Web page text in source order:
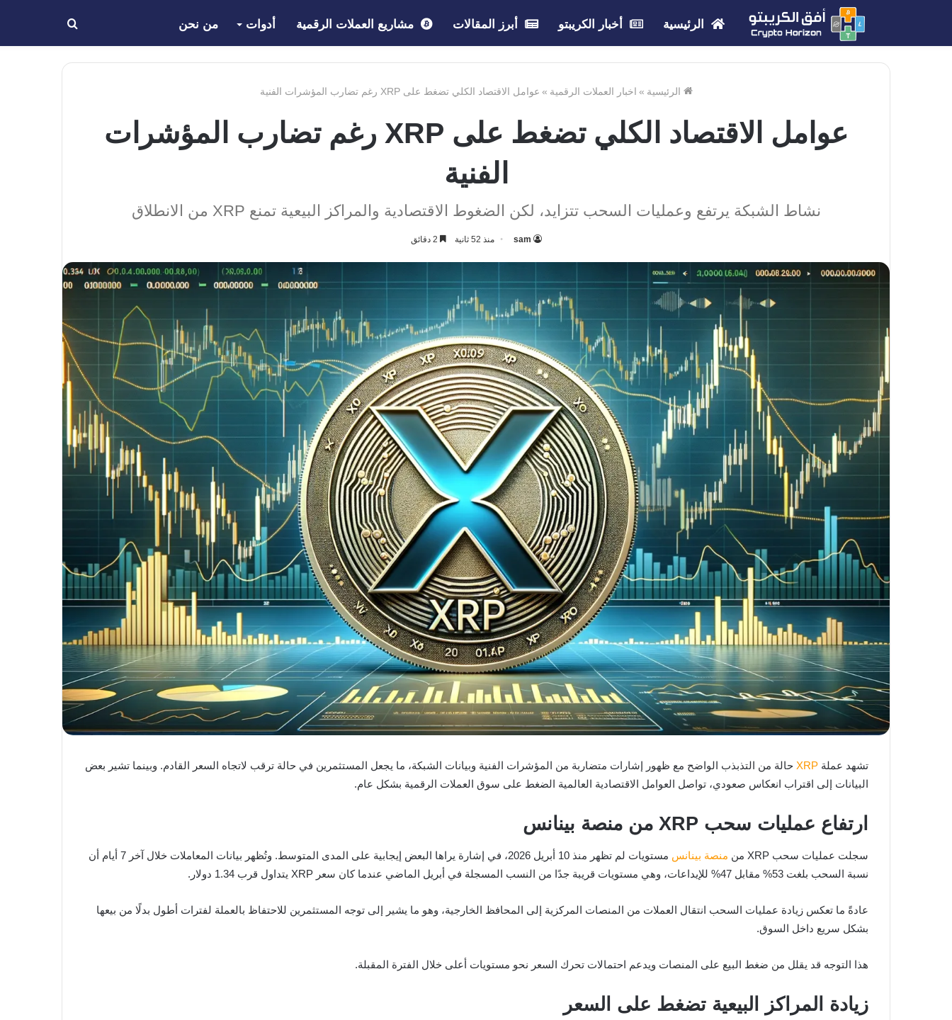
الرئيسية أخبار الكريبتو أبرز المقالات مشاريع العملات الرقمية أدوات من نحن بحث
عن
الرئيسية » اخبار العملات الرقمية » عوامل الاقتصاد الكلي تضغط على XRP رغم تضارب المؤشرات الفنية
عوامل الاقتصاد الكلي تضغط على XRP رغم تضارب المؤشرات
الفنية
نشاط الشبكة يرتفع وعمليات السحب تتزايد، لكن الضغوط الاقتصادية والمراكز البيعية تمنع XRP من الانطلاق
sam منذ 52 ثانية
تشهد عملة XRP حالة من التذبذب الواضح مع ظهور إشارات متضاربة من المؤشرات الفنية وبيانات الشبكة، ما يجعل المستثمرين في حالة ترقب لاتجاه السعر القادم. وبينما تشير بعض
البيانات إلى اقتراب انعكاس صعودي، تواصل العوامل الاقتصادية العالمية الضغط على سوق العملات الرقمية بشكل عام.
ارتفاع عمليات سحب XRP من منصة بينانس
سجلت عمليات سحب XRP من منصة بينانس
مستويات لم تظهر منذ 10 أبريل 2026، في إشارة يراها البعض إيجابية على المدى المتوسط. وتُظهر بيانات المعاملات خلال آخر 7 أيام أن
نسبة السحب بلغت 53% مقابل 47% للإيداعات، وهي مستويات قريبة جدًا من النسب المسجلة في أبريل الماضي عندما كان سعر XRP يتداول قرب 1.34 دولار.
عادةً ما تعكس زيادة عمليات السحب انتقال العملات من المنصات المركزية إلى المحافظ الخارجية، وهو ما يشير إلى توجه المستثمرين للاحتفاظ بالعملة لفترات أطول بدلًا من بيعها
بشكل سريع داخل السوق.
هذا التوجه قد يقلل من ضغط البيع على المنصات ويدعم احتمالات تحرك السعر نحو مستويات أعلى خلال الفترة المقبلة.
زيادة المراكز البيعية تضغط على السعر